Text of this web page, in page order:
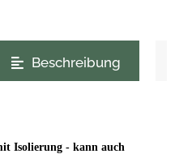
Beschreibung
Isolierung - kann auch